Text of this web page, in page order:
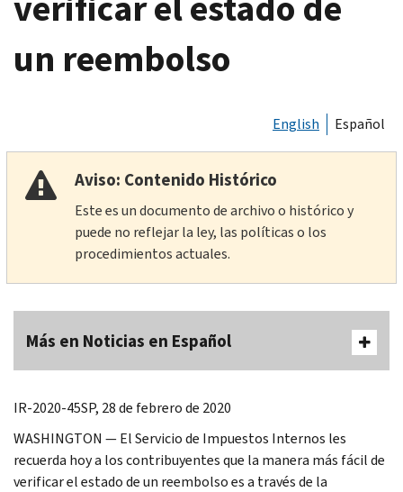
un reembolso
English Español
Aviso: Contenido Histórico
Este es un documento de archivo o histórico y
puede no reflejar la ley, las políticas o los
procedimientos actuales.
Más en Noticias en Español
IR-2020-45SP, 28 de febrero de 2020
WASHINGTON — El Servicio de Impuestos Internos les
recuerda hoy a los contribuyentes que la manera más fácil de
verificar el estado de un reembolso es a través de la